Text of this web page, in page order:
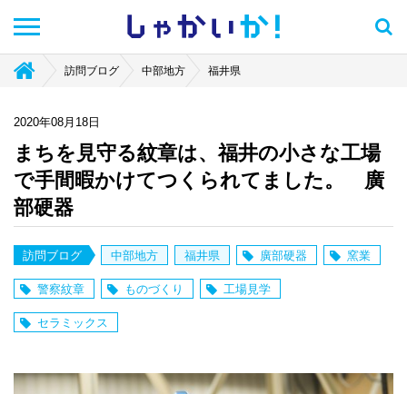
しゃかい か！
訪問ブログ 中部地方 福井県
2020年08月18日
まちを見守る紋章は、福井の小さな工場
で手間暇かけてつくられてました。 廣
部硬器
訪問ブログ 中部地方 福井県 廣部硬器 窯業
警察紋章 ものづくり 工場見学
セラミックス